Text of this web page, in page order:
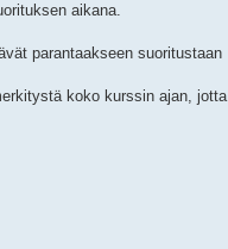
aikana.
parantaakseen suoritustaan
koko kurssin ajan, jotta